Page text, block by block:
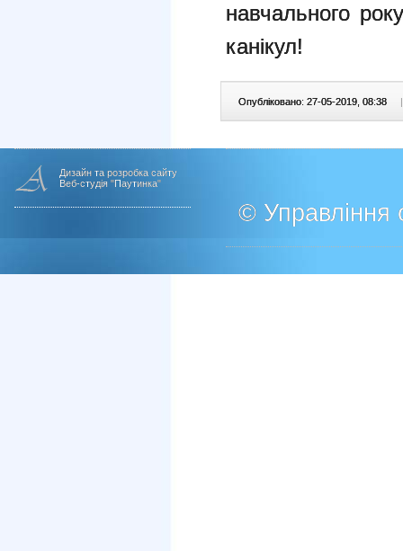
навчального
канікул!
Опубліковано: 27-05-2019, 08:38 |
Дизайн та розробка сайту
Веб-студія "Паутинка"
© Управління